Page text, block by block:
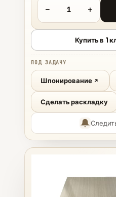
− +
Купить в 1
ПОД ЗАДАЧУ
Шпонирование
Сделать раскладку